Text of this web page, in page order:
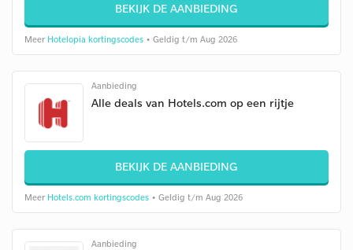
BEKIJK DE AANBIEDING
Meer Hotelopia kortingscodes • Geldig t/m Aug 2026
Aanbieding
Alle deals van Hotels.com op een rijtje
BEKIJK DE AANBIEDING
Meer Hotels.com kortingscodes • Geldig t/m Aug 2026
Aanbieding